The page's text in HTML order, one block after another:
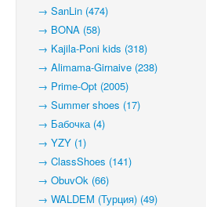
→ SanLin (474)
→ BONA (58)
→ Kajila-Poni kids (318)
→ Alimama-Girnaive (238)
→ Prime-Opt (2005)
→ Summer shoes (17)
→ Бабочка (4)
→ YZY (1)
→ ClassShoes (141)
→ ObuvOk (66)
→ WALDEM (Турция) (49)